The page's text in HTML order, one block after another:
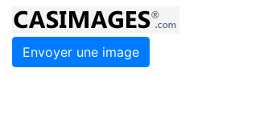
Envoyer une image